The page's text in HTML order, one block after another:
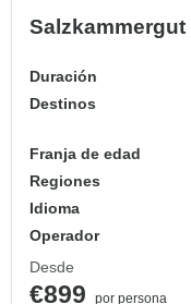
Duración
Destinos
Franja de edad
Regiones
Idioma
Operador
Desde
€899
por persona